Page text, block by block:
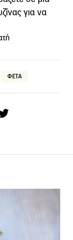
για να
ΦΕΤΑ